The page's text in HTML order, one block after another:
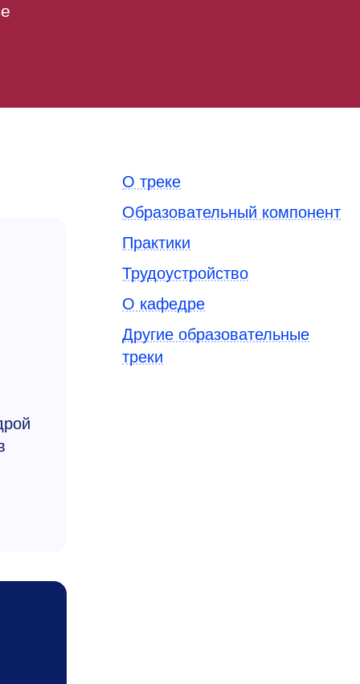
О треке
Образовательный компонент
Практики
Трудоустройство
О кафедре
Другие образовательные
треки